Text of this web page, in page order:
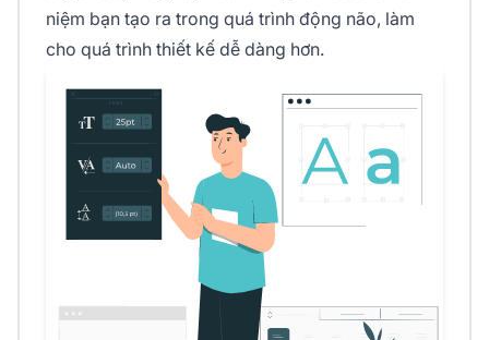
niệm bạn tạo ra trong quá trình động não, làm
cho quá trình thiết kế dễ dàng hơn.